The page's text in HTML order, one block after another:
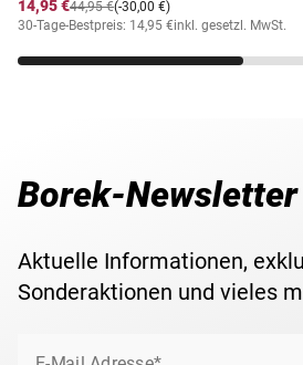
14,95 €
(-30,00 €)
44,95 €
30-Tage-Bestpreis: 14,95 €inkl. gesetzl. MwSt.
Borek-Newsletter
Aktuelle Informationen,
Sonderaktionen und vieles